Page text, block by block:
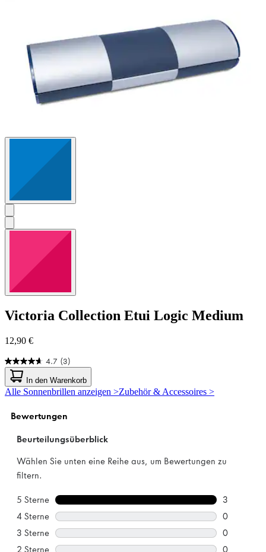
Victoria Collection Etui Logic Medium
12,90 €
4.7 (3)
4.7
von
5
Sternen.
Bewertungen
In den Warenkorb
Alle Sonnenbrillen anzeigen >Zubehör & Accessoires >